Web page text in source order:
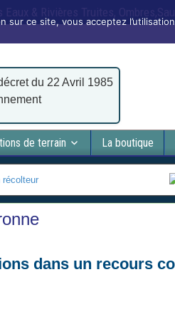
du 22 Avril 1985
de terrain La boutique
dans un recours
sur ce site, vous acceptez